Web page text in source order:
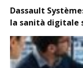
Dassault
la sanità digitale